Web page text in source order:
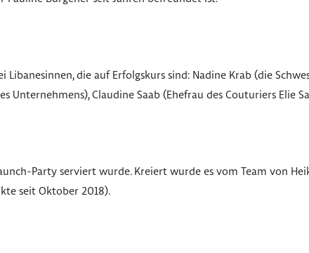
Libanesinnen, die auf Erfolgskurs sind: Nadine Krab (die
Unternehmens), Claudine Saab (Ehefrau des Couturiers Elie
Party serviert wurde. Kreiert wurde es vom Team von
seit Oktober 2018).